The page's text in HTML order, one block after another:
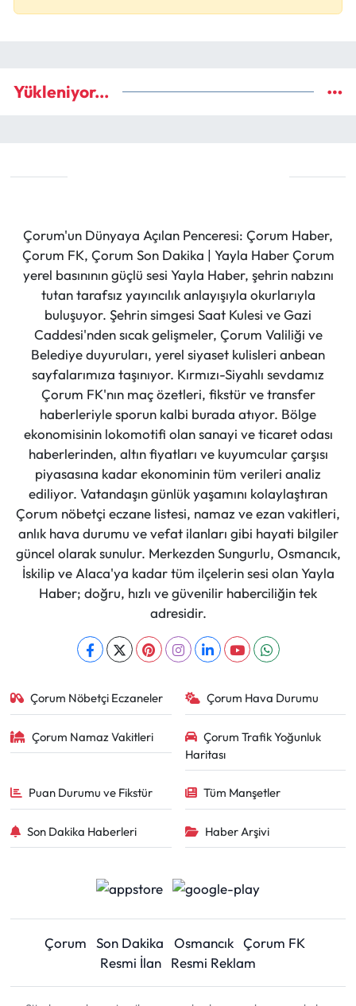
Yükleniyor...
Çorum'un Dünyaya Açılan Penceresi: Çorum Haber,
Çorum FK, Çorum Son Dakika | Yayla Haber Çorum
yerel basınının güçlü sesi Yayla Haber, şehrin nabzını
tutan tarafsız yayıncılık anlayışıyla okurlarıyla
buluşuyor. Şehrin simgesi Saat Kulesi ve Gazi
Caddesi'nden sıcak gelişmeler, Çorum Valiliği ve
Belediye duyuruları, yerel siyaset kulisleri anbean
sayfalarımıza taşınıyor. Kırmızı-Siyahlı sevdamız
Çorum FK'nın maç özetleri, fikstür ve transfer
haberleriyle sporun kalbi burada atıyor. Bölge
ekonomisinin lokomotifi olan sanayi ve ticaret odası
haberlerinden, altın fiyatları ve kuyumcular çarşısı
piyasasına kadar ekonominin tüm verileri analiz
ediliyor. Vatandaşın günlük yaşamını kolaylaştıran
Çorum nöbetçi eczane listesi, namaz ve ezan vakitleri,
anlık hava durumu ve vefat ilanları gibi hayati bilgiler
güncel olarak sunulur. Merkezden Sungurlu, Osmancık,
İskilip ve Alaca'ya kadar tüm ilçelerin sesi olan Yayla
Haber; doğru, hızlı ve güvenilir haberciliğin tek
adresidir.
Çorum Nöbetçi Eczaneler Çorum Hava Durumu
Çorum Namaz Vakitleri
Çorum Trafik Yoğunluk
Haritası
Puan Durumu ve Fikstür Tüm Manşetler
Son Dakika Haberleri Haber Arşivi
Çorum Son Dakika Osmancık Çorum FK
Resmi İlan
Resmi Reklam